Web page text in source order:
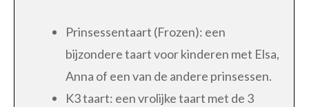
Prinsessentaart (Frozen): een
bijzondere taart voor kinderen met Elsa,
Anna of een van de andere prinsessen.
K3 taart: een vrolijke taart met de 3